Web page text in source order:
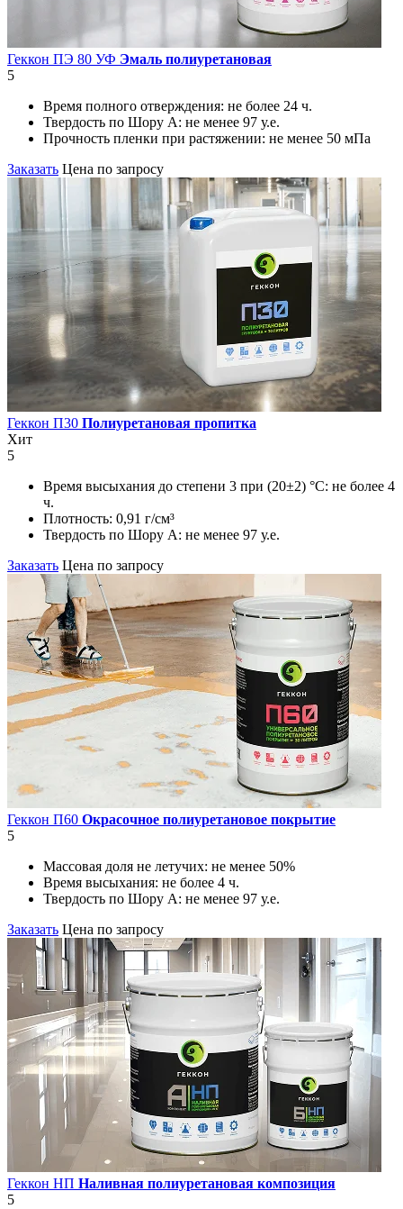
Геккон ПЭ 80 УФ Эмаль полиуретановая
5
Время полного отверждения: не более 24 ч.
Твердость по Шору А: не менее 97 у.е.
Прочность пленки при растяжении: не менее 50 мПа
Заказать Цена по запросу
Геккон П30 Полиуретановая пропитка
Хит
5
Время высыхания до степени 3 при (20±2) °С: не более 4
ч.
Плотность: 0,91 г/см³
Твердость по Шору А: не менее 97 у.е.
Заказать Цена по запросу
Геккон П60 Окрасочное полиуретановое покрытие
5
Массовая доля не летучих: не менее 50%
Время высыхания: не более 4 ч.
Твердость по Шору А: не менее 97 у.е.
Заказать Цена по запросу
Геккон НП Наливная полиуретановая композиция
5